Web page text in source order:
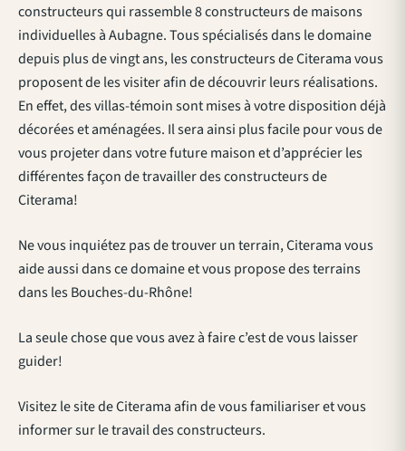
constructeurs qui rassemble 8 constructeurs de maisons
individuelles à Aubagne. Tous spécialisés dans le domaine
depuis plus de vingt ans, les constructeurs de Citerama vous
proposent de les visiter afin de découvrir leurs réalisations.
En effet, des villas-témoin sont mises à votre disposition déjà
décorées et aménagées. Il sera ainsi plus facile pour vous de
vous projeter dans votre future maison et d’apprécier les
différentes façon de travailler des constructeurs de
Citerama!
Ne vous inquiétez pas de trouver un terrain, Citerama vous
aide aussi dans ce domaine et vous propose des terrains
dans les Bouches-du-Rhône!
La seule chose que vous avez à faire c’est de vous laisser
guider!
Visitez le site de Citerama afin de vous familiariser et vous
informer sur le travail des constructeurs.